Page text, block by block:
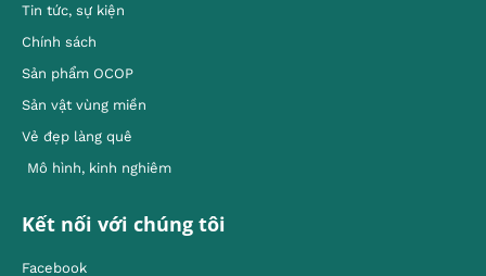
Tin tức, sự kiện
Chính sách
Sản phẩm OCOP
Sản vật vùng miền
Vẻ đẹp làng quê
Mô hình, kinh nghiêm
Kết nối với chúng tôi
Facebook